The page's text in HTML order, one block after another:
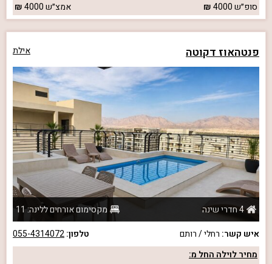
סופ״ש4000 אמצ״ש4000
פנטהאוז דקוטה אילת
4 חדרי שינה
מקסימום אורחים ללינה: 11
איש קשר: רחלי / רותם טלפון:055-4314072
מחיר לוילה החל מ: